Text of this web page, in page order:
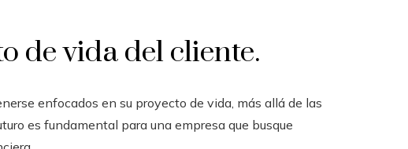
de vida del cliente.
enfocados en su proyecto de vida, más allá de las
es fundamental para una empresa que busque